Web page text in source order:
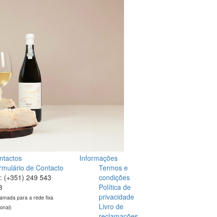
de Contacto
(+351) 249 543
para a rede fixa
Informações
Termos e
condições
Política de
privacidade
Livro de